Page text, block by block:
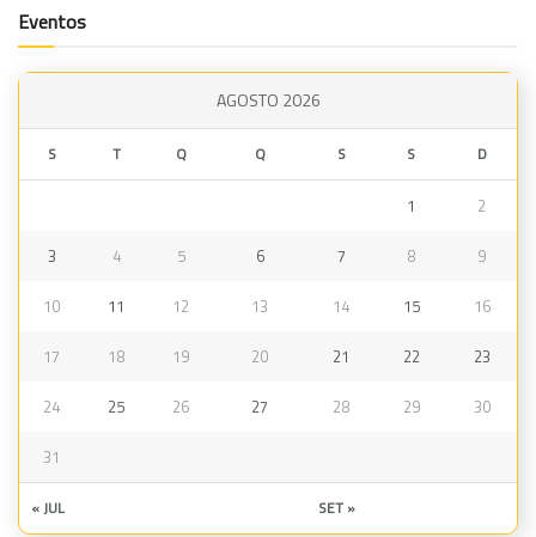
Eventos
AGOSTO 2026
S T Q Q S S D
1 2
3 4 5 6 7 8 9
10 11 12 13 14 15 16
17 18 19 20 21 22 23
24 25 26 27 28 29 30
31
« JUL SET »